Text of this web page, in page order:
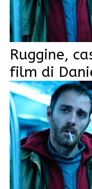
Ruggine,
film di